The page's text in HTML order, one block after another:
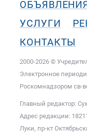
УСЛУГИ
КОНТАКТЫ
2000-2026 ©
Электронное
Роскомнадзором cв-
Главный редактор:
Адрес редакции:
Луки, пр-кт